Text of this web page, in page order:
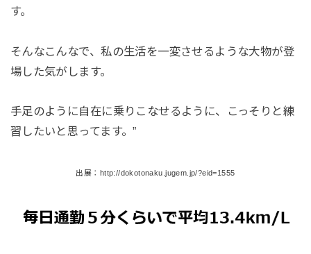
す。
そんなこんなで、私の生活を一変させるような大物が登
場した気がします。
手足のように自在に乗りこなせるように、こっそりと練
習したいと思ってます。”
出展：http://dokotonaku.jugem.jp/?eid=1555